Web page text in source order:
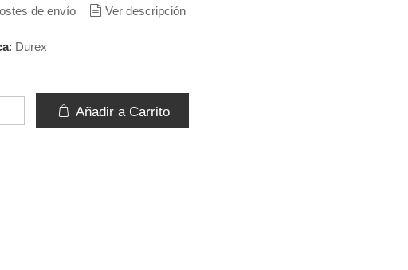
de envío Ver descripción
: Durex
Añadir a Carrito